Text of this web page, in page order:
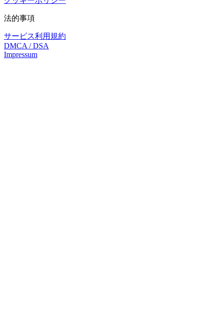
法的事項
サービス利用規約
DMCA / DSA
Impressum